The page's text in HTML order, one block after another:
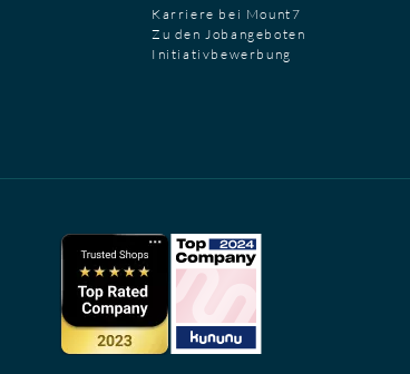
Karriere bei Mount7
Zu den Jobangeboten
Initiativbewerbung